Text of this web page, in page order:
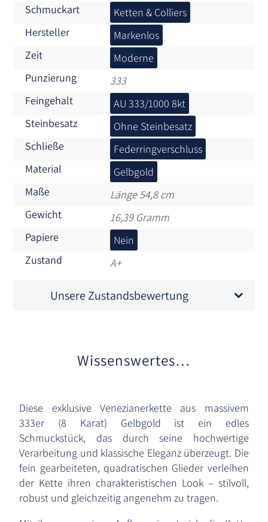
Schmuckart
Ketten & Colliers
Hersteller
Markenlos
Zeit
Moderne
Punzierung
333
Feingehalt
AU 333/1000 8kt
Steinbesatz
Ohne Steinbesatz
Schließe
Federringverschluss
Material
Gelbgold
Maße
Länge 54,8 cm
Gewicht
16,39 Gramm
Papiere
Nein
Zustand
A+
Unsere Zustandsbewertung
Wissenswertes…
Diese exklusive Venezianerkette aus massivem
333er (8 Karat) Gelbgold ist ein edles
Schmuckstück, das durch seine hochwertige
Verarbeitung und klassische Eleganz überzeugt. Die
fein gearbeiteten, quadratischen Glieder verleihen
der Kette ihren charakteristischen Look – stilvoll,
robust und gleichzeitig angenehm zu tragen.